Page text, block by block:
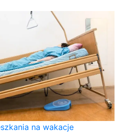
na wakacje